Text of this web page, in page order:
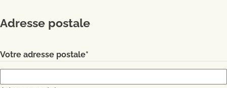
Adresse postale
Votre adresse postale*